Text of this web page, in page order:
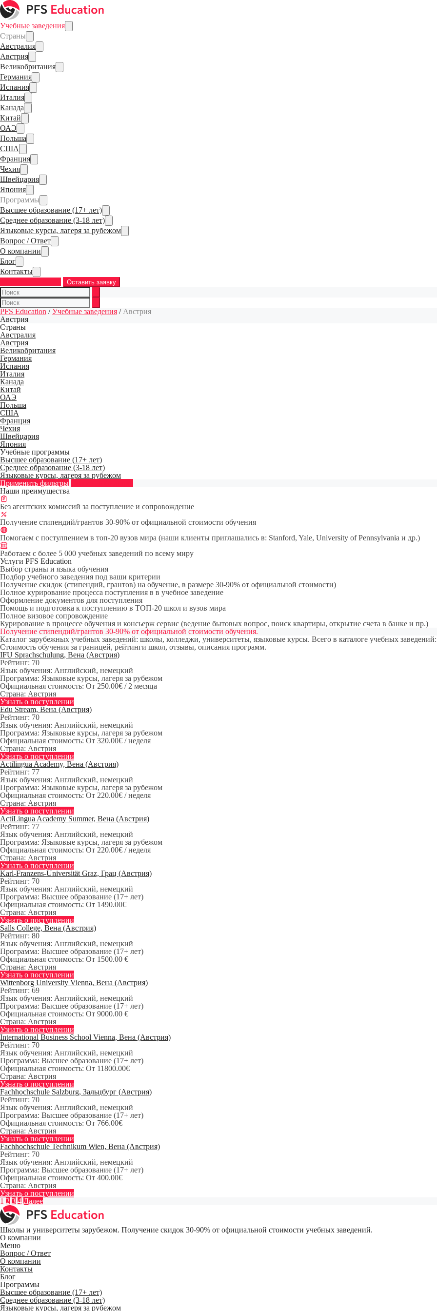
Учебные заведения
Страны
Австралия
Австрия
Великобритания
Германия
Испания
Италия
Канада
Китай
ОАЭ
Польша
США
Франция
Чехия
Швейцария
Япония
Программы
Высшее образование (17+ лет)
Среднее образование (3-18 лет)
Языковые курсы, лагеря за рубежом
Вопрос / Ответ
О компании
Блог
Контакты
Оставить заявку
PFS Education / Учебные заведения / Австрия
Австрия
Страны
Австралия
Австрия
Великобритания
Германия
Испания
Италия
Канада
Китай
ОАЭ
Польша
США
Франция
Чехия
Швейцария
Япония
Учебные программы
Высшее образование (17+ лет)
Среднее образование (3-18 лет)
Языковые курсы, лагеря за рубежом
Применить фильтры
Наши преимущества
Без агентских комиссий за поступление и сопровождение
Получение стипендий/грантов 30-90% от официальной стоимости обучения
Помогаем с постулпением в топ-20 вузов мира (наши клиенты приглашались в: Stanford, Yale, University of Pennsylvania и др.)
Работаем с более 5 000 учебных заведений по всему миру
Услуги PFS Education
Выбор страны и языка обучения
Подбор учебного заведения под ваши критерии
Получение скидок (стипендий, грантов) на обучение, в размере 30-90% от официальной стоимости)
Полное курирование процесса поступления в в учебное заведение
Оформление документов для поступления
Помощь и подготовка к поступлению в ТОП-20 школ и вузов мира
Полное визовое сопровождение
Курирование в процессе обучения и консьерж сервис (ведение бытовых вопрос, поиск квартиры, открытие счета в банке и пр.)
Получение стипендий/грантов 30-90% от официальной стоимости обучения.
Каталог зарубежных учебных заведений: школы, колледжи, университеты, языковые курсы. Всего в каталоге учебных
Стоимость обучения за границей, рейтинги школ, отзывы, описания программ.
IFU Sprachschulung, Вена (Австрия)
Рейтинг: 70
Язык обучения: Английский, немецкий
Программа: Языковые курсы, лагеря за рубежом
Официальная стоимость: От 250.00€ / 2 месяца
Страна: Австрия
Узнать о поступлении
Edu Stream, Вена (Австрия)
Рейтинг: 70
Язык обучения: Английский, немецкий
Программа: Языковые курсы, лагеря за рубежом
Официальная стоимость: От 320.00€ / неделя
Страна: Австрия
Узнать о поступлении
Actilingua Academy, Вена (Австрия)
Рейтинг: 77
Язык обучения: Английский, немецкий
Программа: Языковые курсы, лагеря за рубежом
Официальная стоимость: От 220.00€ / неделя
Страна: Австрия
Узнать о поступлении
ActiLingua Academy Summer, Вена (Австрия)
Рейтинг: 77
Язык обучения: Английский, немецкий
Программа: Языковые курсы, лагеря за рубежом
Официальная стоимость: От 220.00€ / неделя
Страна: Австрия
Узнать о поступлении
Karl-Franzens-Universität Graz, Грац (Австрия)
Рейтинг: 70
Язык обучения: Английский, немецкий
Программа: Высшее образование (17+ лет)
Официальная стоимость: От 1490.00€
Страна: Австрия
Узнать о поступлении
Salls College, Вена (Австрия)
Рейтинг: 80
Язык обучения: Английский, немецкий
Программа: Высшее образование (17+ лет)
Официальная стоимость: От 1500.00 €
Страна: Австрия
Узнать о поступлении
Wittenborg University Vienna, Вена (Австрия)
Рейтинг: 69
Язык обучения: Английский, немецкий
Программа: Высшее образование (17+ лет)
Официальная стоимость: От 9000.00 €
Страна: Австрия
Узнать о поступлении
International Business School Vienna, Вена (Австрия)
Рейтинг: 70
Язык обучения: Английский, немецкий
Программа: Высшее образование (17+ лет)
Официальная стоимость: От 11800.00€
Страна: Австрия
Узнать о поступлении
Fachhochschule Salzburg, Зальцбург (Австрия)
Рейтинг: 70
Язык обучения: Английский, немецкий
Программа: Высшее образование (17+ лет)
Официальная стоимость: От 766.00€
Страна: Австрия
Узнать о поступлении
Fachhochschule Technikum Wien, Вена (Австрия)
Рейтинг: 70
Язык обучения: Английский, немецкий
Программа: Высшее образование (17+ лет)
Официальная стоимость: От 400.00€
Страна: Австрия
Узнать о поступлении
1 2 3 4 Далее
Школы и университеты зарубежом. Получение скидок 30-90% от официальной стоимости учебных заведений.
О компании
Меню
Вопрос / Ответ
О компании
Контакты
Блог
Программы
Высшее образование (17+ лет)
Среднее образование (3-18 лет)
Языковые курсы, лагеря за рубежом